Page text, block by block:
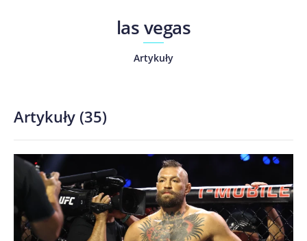
las vegas
Artykuły
Artykuły (35)